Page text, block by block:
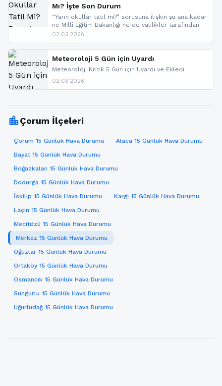
Mı? İşte Son Durum
“Yarın okullar tatil mi?” sorusuna ilişkin şu ana kadar
ne Millî Eğitim Bakanlığı ne de valilikler tarafından
yapılmış resmi bir tatil açıklaması bulunmamaktadır.
paylaşacağız. En hızlı şekilde haberdar olmak için
sitemizi takip edebilir ve bildirimleri açabilirsiniz.
02.03.2026
Meteoroloji 5 Gün için Uyardı
Meteoroloji Kritik 5 Gün için Uyardı ve Ekledi
02.03.2026
location_cityÇorum İlçeleri
Çorum 15 Günlük Hava Durumu
Alaca 15 Günlük Hava Durumu
Bayat 15 Günlük Hava Durumu
Boğazkalan 15 Günlük Hava Durumu
Dodurga 15 Günlük Hava Durumu
İskilip 15 Günlük Hava Durumu
Kargı 15 Günlük Hava Durumu
Laçin 15 Günlük Hava Durumu
Mecitözü 15 Günlük Hava Durumu
Merkez 15 Günlük Hava Durumu
Oğuzlar 15 Günlük Hava Durumu
Ortaköy 15 Günlük Hava Durumu
Osmancık 15 Günlük Hava Durumu
Sungurlu 15 Günlük Hava Durumu
Uğurludağ 15 Günlük Hava Durumu